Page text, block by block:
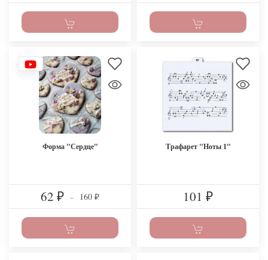
Форма "Сердце"
62 ₽ – 160 ₽
Трафарет "Ноты 1"
101 ₽